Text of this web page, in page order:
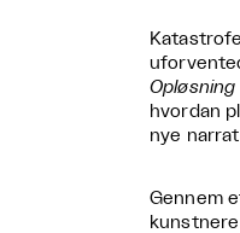
hvordan
nye
Gennem